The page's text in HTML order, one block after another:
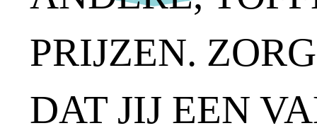
PRIJZEN. ZORG
DAT JIJ EEN